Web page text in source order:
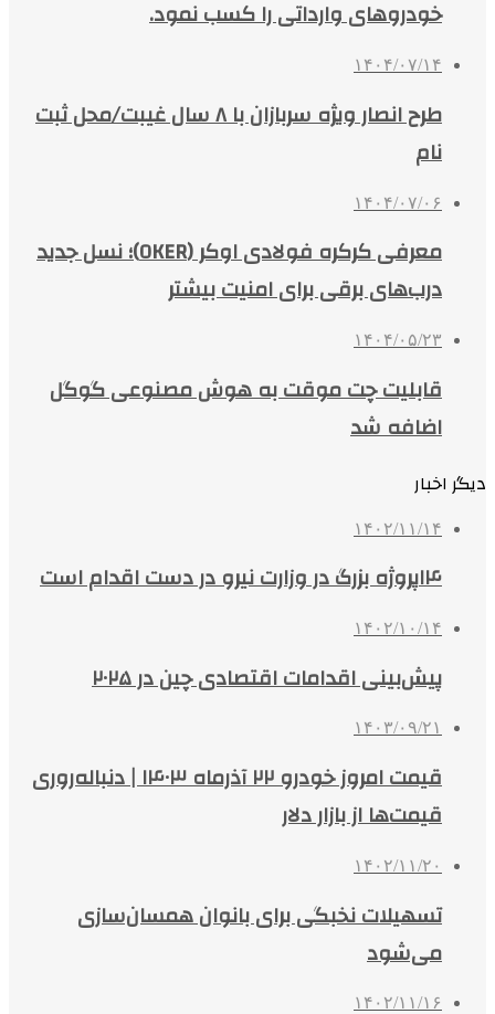
خودروهای وارداتی را کسب نمود.
۱۴۰۴/۰۷/۱۴
طرح انصار ویژه سربازان با ۸ سال غیبت/محل ثبت
نام
۱۴۰۴/۰۷/۰۶
معرفی کرکره فولادی اوکر (OKER)؛ نسل جدید
درب‌های برقی برای امنیت بیشتر
۱۴۰۴/۰۵/۲۳
قابلیت چت موقت به هوش مصنوعی گوگل
اضافه شد
دیگر اخبار
۱۴۰۲/۱۱/۱۴
۱۴پروژه بزرگ در وزارت نیرو در دست اقدام است
۱۴۰۲/۱۰/۱۴
پیش‌بینی اقدامات اقتصادی چین در ۲۰۲۵
۱۴۰۳/۰۹/۲۱
قیمت امروز خودرو ۲۲ آذرماه ۱۴۰۳ | دنباله‌روری
قیمت‌ها از بازار دلار
۱۴۰۲/۱۱/۲۰
تسهیلات نخبگی برای بانوان همسان‌سازی
می‌شود
۱۴۰۲/۱۱/۱۶